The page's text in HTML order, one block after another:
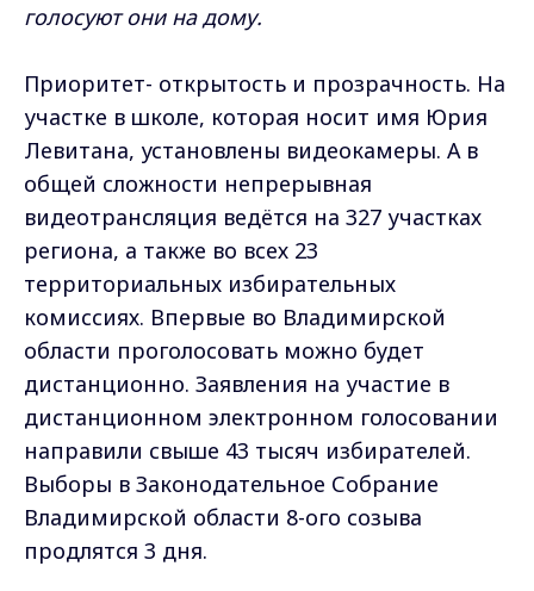
голосуют они на дому.
Приоритет- открытость и прозрачность. На
участке в школе, которая носит имя Юрия
Левитана, установлены видеокамеры. А в
общей сложности непрерывная
видеотрансляция ведётся на 327 участках
региона, а также во всех 23
территориальных избирательных
комиссиях. Впервые во Владимирской
области проголосовать можно будет
дистанционно. Заявления на участие в
дистанционном электронном голосовании
направили свыше 43 тысяч избирателей.
Выборы в Законодательное Собрание
Владимирской области 8-ого созыва
продлятся 3 дня.